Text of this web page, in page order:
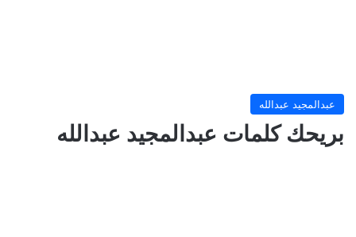
عبدالمجيد عبدالله
بريحك كلمات عبدالمجيد عبدالله